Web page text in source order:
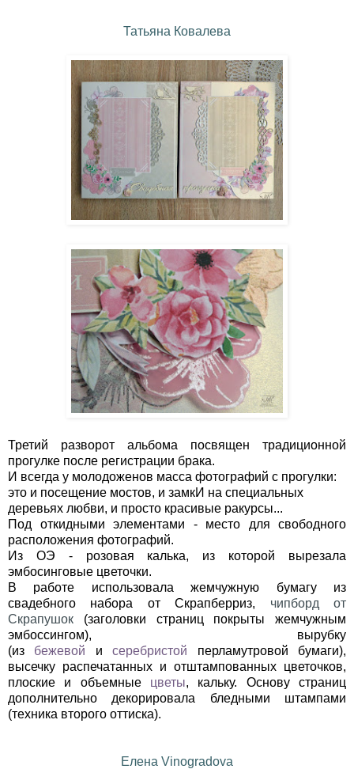
Татьяна Ковалева
Третий разворот альбома посвящен традиционной
прогулке после регистрации брака.
И всегда у молодоженов масса фотографий с прогулки:
это и посещение мостов, и замкИ на специальных
деревьях любви, и просто красивые ракурсы...
Под откидными элементами - место для свободного
расположения фотографий.
Из ОЭ - розовая калька, из которой вырезала
эмбосинговые цветочки.
В работе использовала жемчужную бумагу из
свадебного набора от Скрапберриз, чипборд от
Скрапушок (заголовки страниц покрыты жемчужным
эмбоссингом), вырубку
(из бежевой исеребристой перламутровой бумаги),
высечку распечатанных и отштампованных цветочков,
плоские и объемные цветы, кальку. Основу страниц
дополнительно декорировала бледными штампами
(техника второго оттиска).
Елена Vinogradova